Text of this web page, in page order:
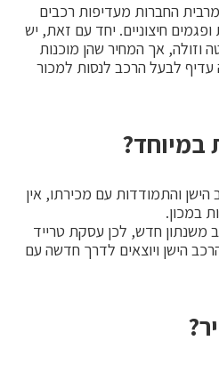
מרבית החברות מעדיפות רכבים
שריטות ופגמים חיצוניים. יחד עם זאת, יש
וזולה, אך המחיר שהן מוכנות
לבעל הרכב לנסות למכור
במיוחד?
והתמודדות עם מכירתו, אין
במכון.
משנתון חדש, לכן עסקת טרייד
הישן ויוצאים לדרך חדשה עם